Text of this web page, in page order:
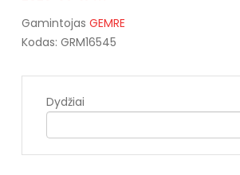
Gamintojas GEMRE
Kodas: GRM16545
Dydžiai